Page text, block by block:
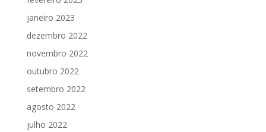
janeiro 2023
dezembro 2022
novembro 2022
outubro 2022
setembro 2022
agosto 2022
julho 2022